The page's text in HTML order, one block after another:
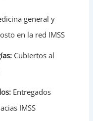
general y
en la red IMSS
Cubiertos al
Entregados
IMSS